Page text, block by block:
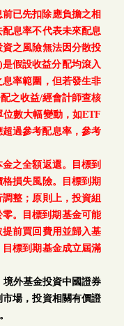
已先扣除應負擔之相
息率不代表未來配息
之風險無法因分散投
假設收益分配均滾入
率範圍，但若發生非
之收益/經會計師查核
數大幅變動，如ETF
過參考配息率，參考
之全額返還。目標到
損失風險。目標到期
整；原則上，投資組
。目標到期基金可能
前買回費用並歸入基
標到期基金成立屆滿
外基金投資中國證券
場，投資相關有價證